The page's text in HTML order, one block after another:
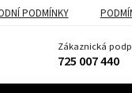
PODMÍNKY
Zákaznická
725 007 440